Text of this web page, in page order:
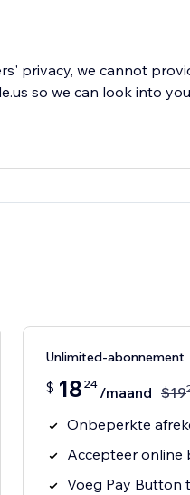
privacy, we cannot
so we can look into
Unlimited-abonnement
$ 18 24 /maand $19
Onbeperkte
Accepteer online
Voeg Pay Button